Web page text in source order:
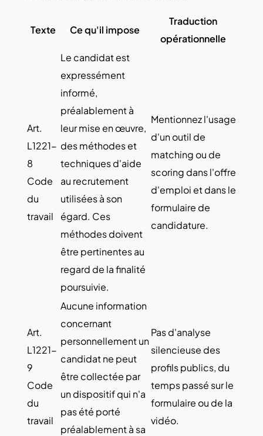
Texte Ce qu'il impose
Traduction
opérationnelle
Art.
L1221-
8
Code
du
travail
Le candidat est
expressément
informé,
préalablement à
leur mise en œuvre,
des méthodes et
techniques d'aide
au recrutement
utilisées à son
égard. Ces
méthodes doivent
être pertinentes au
regard de la finalité
poursuivie.
Mentionnez l'usage
d'un outil de
matching ou de
scoring dans l'offre
d'emploi et dans le
formulaire de
candidature.
Art.
L1221-
9
Code
du
travail
Aucune information
concernant
personnellement un
candidat ne peut
être collectée par
un dispositif qui n'a
pas été porté
préalablement à sa
Pas d'analyse
silencieuse des
profils publics, du
temps passé sur le
formulaire ou de la
vidéo.